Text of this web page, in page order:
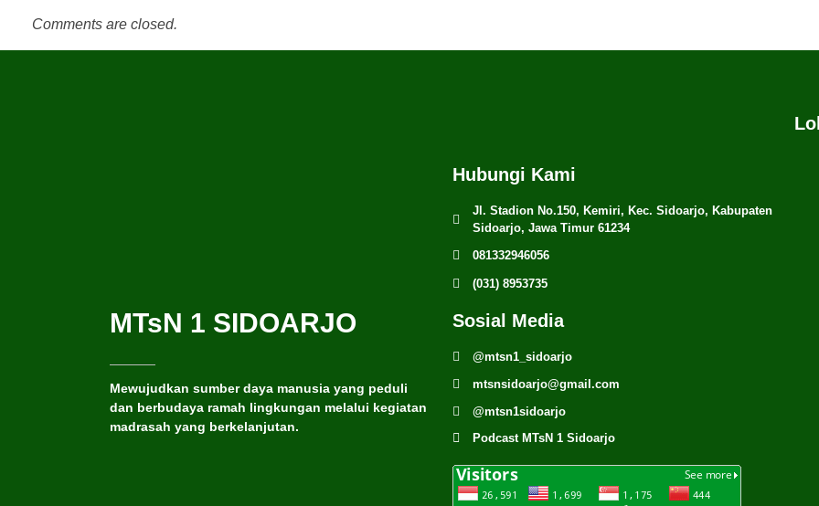
Comments are closed.
MTsN 1 SIDOARJO
Mewujudkan sumber daya manusia yang peduli
dan berbudaya ramah lingkungan melalui kegiatan
madrasah yang berkelanjutan.
Hubungi Kami
Jl. Stadion No.150, Kemiri, Kec. Sidoarjo, Kabupaten
Sidoarjo, Jawa Timur 61234
081332946056
(031) 8953735
Sosial Media
@mtsn1_sidoarjo
mtsnsidoarjo@gmail.com
@mtsn1sidoarjo
Podcast MTsN 1 Sidoarjo